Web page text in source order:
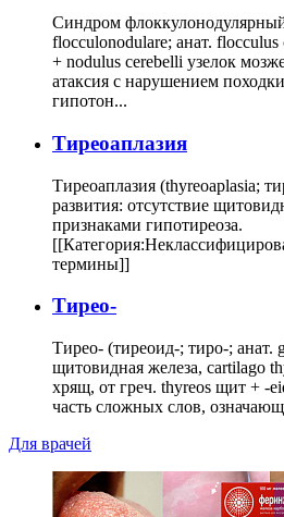
Синдром
flocculonodulare; анат.
+ nodulus cerebelli узелок
атаксия с нарушением
гипотон...
Тиреоаплазия
Тиреоаплазия (thyreoaplasia;
развития: отсутствие
признаками гипотиреоза.
термины]]
Тирео-
Тирео- (тиреоид-; тиро-; анат.
щитовидная железа, cartilago
хрящ, от греч. thyreos щит + -
часть сложных слов,
Для врачей